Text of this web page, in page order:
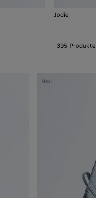
Jodie
395 Produkte
Neu
Baby